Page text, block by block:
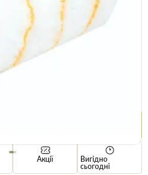
єВідновлення Доставка НП
Акції
Вигідно
сьогодні